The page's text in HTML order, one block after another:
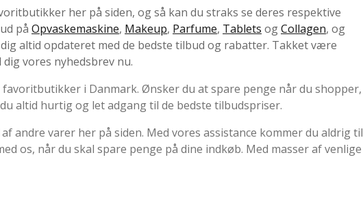
her på siden, og så kan du straks se deres respektive
på Opvaskemaskine, Makeup, Parfume, Tablets ogCollagen, og
altid opdateret med de bedste tilbud og rabatter. Takket være
vores nyhedsbrev nu.
i Danmark. Ønsker du at spare penge når du shopper,
altid hurtig og let adgang til de bedste tilbudspriser.
andre varer her på siden. Med vores assistance kommer du aldrig til
os, når du skal spare penge på dine indkøb. Med masser af venlige